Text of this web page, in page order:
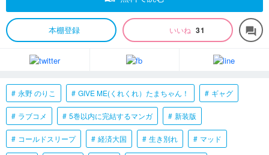
本棚登録 いいね 31 forum
永野 のりこ GIVE ME(くれくれ）たまちゃん！ ギャグ
ラブコメ 5巻以内に完結するマンガ 新装版
コールドスリープ 経済大国 生き別れ マッド